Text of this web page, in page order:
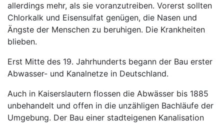
allerdings mehr, als sie voranzutreiben. Vorerst sollten
Chlorkalk und Eisensulfat genügen, die Nasen und
Ängste der Menschen zu beruhigen. Die Krankheiten
blieben.
Erst Mitte des 19. Jahrhunderts begann der Bau erster
Abwasser- und Kanalnetze in Deutschland.
Auch in Kaiserslautern flossen die Abwässer bis 1885
unbehandelt und offen in die unzähligen Bachläufe der
Umgebung. Der Bau einer stadteigenen Kanalisation